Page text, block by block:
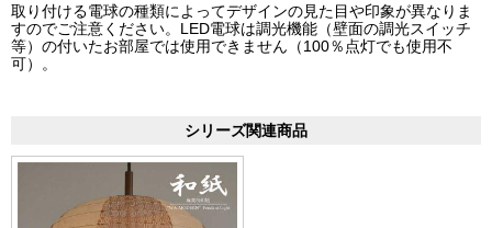
取り付ける電球の種類によってデザインの見た目や印象が異なりま
すのでご注意ください。LED電球は調光機能（壁面の調光スイッチ
等）の付いたお部屋では使用できません（100％点灯でも使用不
可）。
シリーズ関連商品